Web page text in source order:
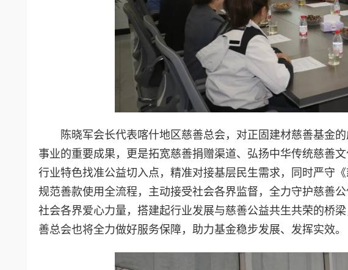
陈晓军会长代表喀什地区慈善总会，对正固建材慈善基金
事业的重要成果，更是拓宽慈善捐赠渠道、弘扬中华传统慈善
行业特色找准公益切入点，精准对接基层民生需求，同时严守
规范善款使用全流程，主动接受社会各界监督，全力守护慈善
社会各界爱心力量，搭建起行业发展与慈善公益共生共荣的桥
善总会也将全力做好服务保障，助力基金稳步发展、发挥实效。